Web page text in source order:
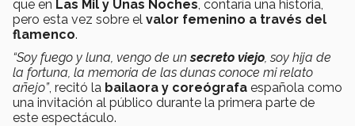
que en Las Mil y Unas Noches , contaría una historia,
pero esta vez sobre el valor femenino a través del
flamenco.
“Soy fuego y luna, vengo de unsecreto viejo , soy hija de
la fortuna, la memoria de las dunas conoce mi relato
añejo”, recitó la bailaora y coreógrafa española como
una invitación al público durante la primera parte de
este espectáculo.